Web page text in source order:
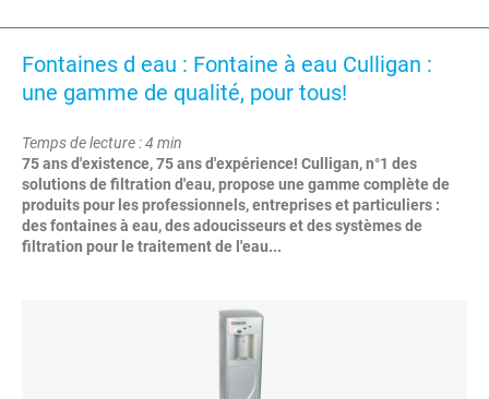
Fontaines d eau : Fontaine à eau Culligan :
une gamme de qualité, pour tous!
Temps de lecture : 4 min
75 ans d'existence, 75 ans d'expérience! Culligan, n°1 des
solutions de filtration d'eau, propose une gamme complète de
produits pour les professionnels, entreprises et particuliers :
des fontaines à eau, des adoucisseurs et des systèmes de
filtration pour le traitement de l'eau...